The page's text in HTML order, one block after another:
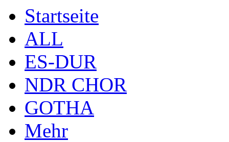
Startseite
ALL
ES-DUR
NDR CHOR
GOTHA
Mehr